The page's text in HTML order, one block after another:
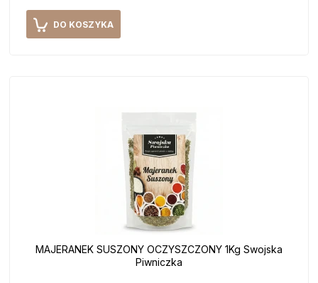
DO KOSZYKA
MAJERANEK SUSZONY OCZYSZCZONY 1Kg Swojska
Piwniczka